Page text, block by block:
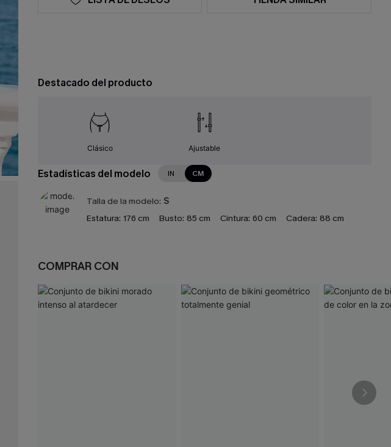
Destacado del producto
Clásico Ajustable
Estadísticas del modelo IN CM
Talla de la modelo: S
Estatura: 176 cm Busto: 85 cm Cintura: 60 cm Cadera: 88 cm
COMPRAR CON